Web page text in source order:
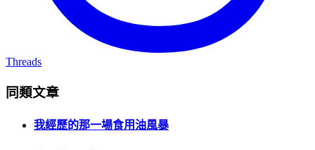
Threads
同類文章
我經歷的那一場食用油風暴